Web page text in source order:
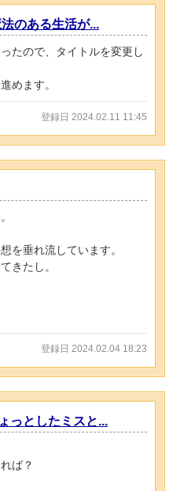
のある生活が...
たので、タイトルを変更し
めます。
登録日 2024.02.11 11:45
を垂れ流しています。
きたし。
登録日 2024.02.04 18:23
っとしたミスと...
ば？